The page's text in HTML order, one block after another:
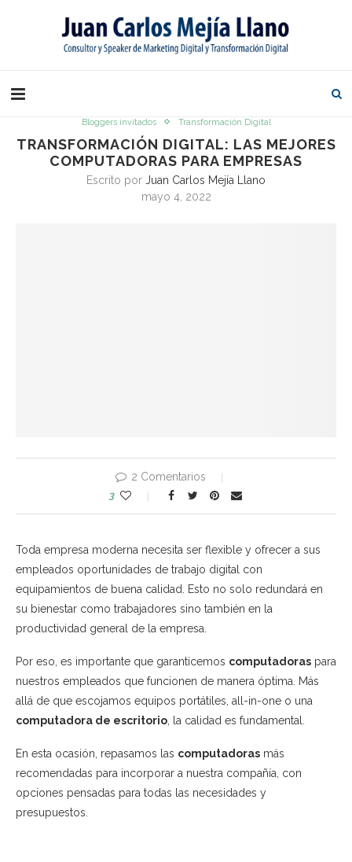
Bloggers invitados Transformación Digital
TRANSFORMACIÓN DIGITAL: LAS MEJORES
COMPUTADORAS PARA EMPRESAS
Escrito por Juan Carlos Mejía Llano
mayo 4, 2022
2 Comentarios
3
Toda empresa moderna necesita ser flexible y ofrecer a sus
empleados oportunidades de trabajo digital con
equipamientos de buena calidad. Esto no solo redundará en
su bienestar como trabajadores sino también en la
productividad general de la empresa.
Por eso, es importante que garanticemos computadoras para
nuestros empleados que funcionen de manera óptima. Más
allá de que escojamos equipos portátiles, all-in-one o una
computadora de escritorio , la calidad es fundamental.
En esta ocasión, repasamos las computadoras más
recomendadas para incorporar a nuestra compañía, con
opciones pensadas para todas las necesidades y
presupuestos.